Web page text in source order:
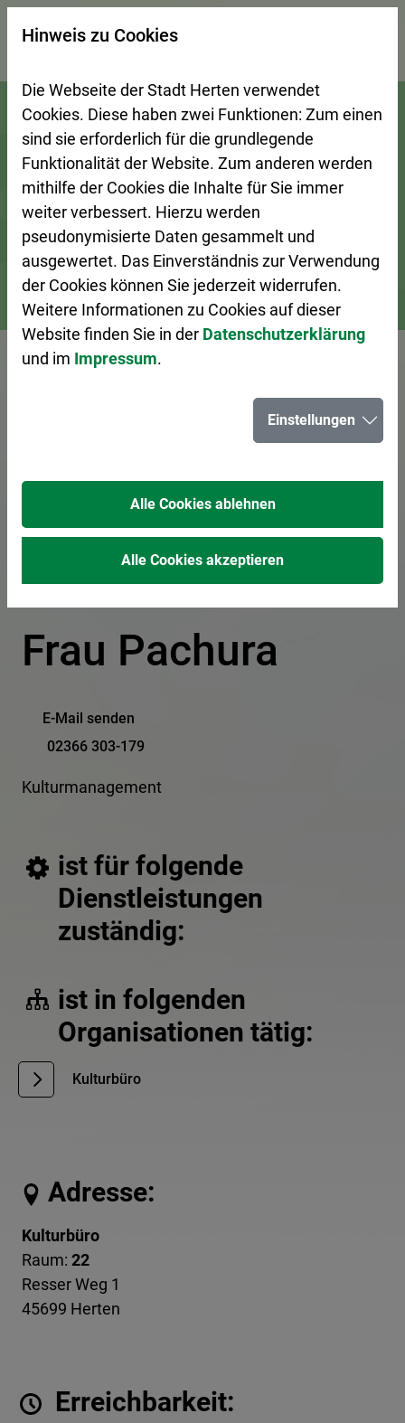
Zur Startseite (Schnelltaste 0)
Zum Seitenanfang springen (Schnelltaste A)
Zur Navigation/Menü springen (Schnelltaste M)
Zur Suche springen (Schnelltaste 8)
Zum Inhalt springen (Schnelltaste I)
Zum Fußbereich springen (Schnelltaste Z)
Bürgerservice Ansprechpersonen A–Z
Vorlesen
Frau Pachura
E-Mail senden
02366 303-179
Kulturmanagement
ist für folgende
Dienstleistungen
zuständig:
ist in folgenden
Organisationen tätig:
Kulturbüro
Adresse:
Kulturbüro
Raum: 22
Resser Weg 1
45699 Herten
Erreichbarkeit:
Suchseite mit Schnellsuche
Hinweis zu Cookies
Die Webseite der Stadt Herten verwendet
Cookies. Diese haben zwei Funktionen: Zum einen
sind sie erforderlich für die grundlegende
Funktionalität der Website. Zum anderen werden
mithilfe der Cookies die Inhalte für Sie immer
weiter verbessert. Hierzu werden
pseudonymisierte Daten gesammelt und
ausgewertet. Das Einverständnis zur Verwendung
der Cookies können Sie jederzeit widerrufen.
Weitere Informationen zu Cookies auf dieser
Website finden Sie in der Datenschutzerklärung
und im Impressum.
Einstellungen
Alle Cookies ablehnen
Alle Cookies akzeptieren